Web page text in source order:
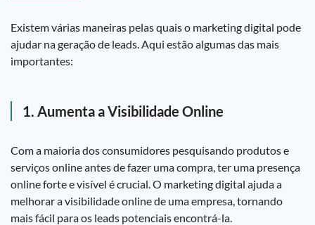
Existem várias maneiras pelas quais o marketing digital pode
ajudar na geração de leads. Aqui estão algumas das mais
importantes:
1. Aumenta a Visibilidade Online
Com a maioria dos consumidores pesquisando produtos e
serviços online antes de fazer uma compra, ter uma presença
online forte e visível é crucial. O marketing digital ajuda a
melhorar a visibilidade online de uma empresa, tornando
mais fácil para os leads potenciais encontrá-la.